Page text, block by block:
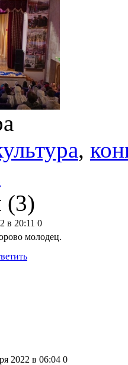
,
(3)
в 20:11 0
молодец.
2022 в 06:04 0